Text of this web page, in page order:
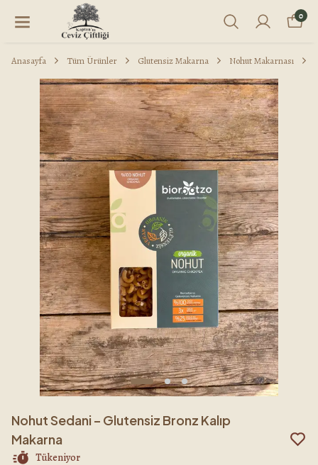
0
Anasayfa Tüm Ürünler Glutensiz Makarna Nohut Makarnası
Nohut Sedani – Glutensiz Bronz Kalıp
Makarna
Tükeniyor